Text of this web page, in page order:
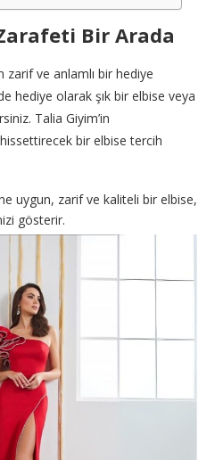
Zarafeti Bir Arada
zarif ve anlamlı bir hediye
hediye olarak şık bir elbise veya
Talia Giyim’in
bir elbise tercih
uygun, zarif ve kaliteli bir elbise,
gösterir.